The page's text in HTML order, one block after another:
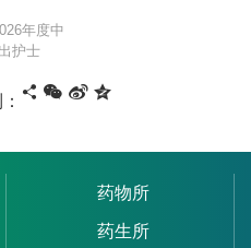
年度中
护士
药物所
药生所